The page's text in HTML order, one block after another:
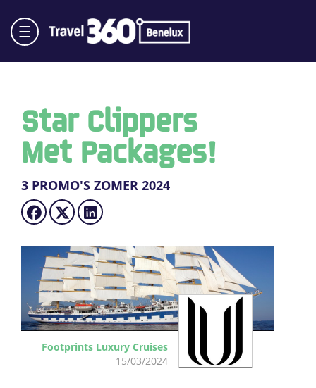
Star Clippers
Met Packages!
3 PROMO'S ZOMER 2024
Footprints Luxury Cruises
15/03/2024